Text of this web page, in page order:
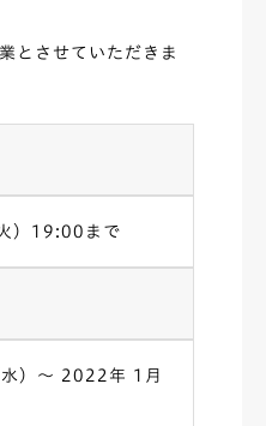
とさせていただきま
）19:00まで
）～ 2022年 1月